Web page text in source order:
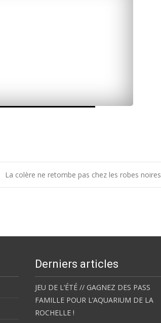
La colère ne retombe pas chez les robes noires
Derniers articles
JEU DE L’ÉTÉ // GAGNEZ DES PASS
FAMILLE POUR L’AQUARIUM DE LA
ROCHELLE !